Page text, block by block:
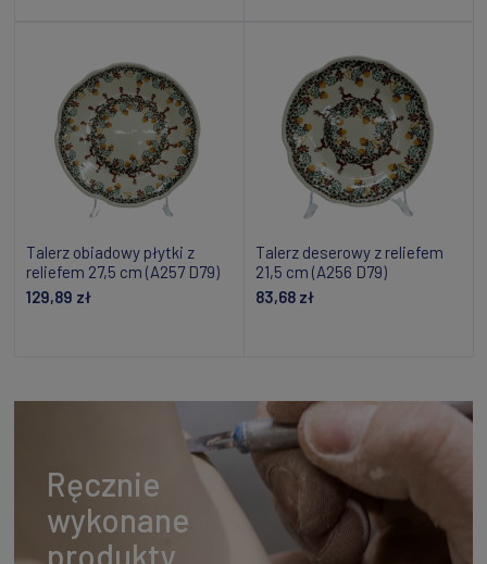
Talerz obiadowy płytki z
reliefem 27,5 cm (A257 D79)
129,89 zł
Talerz deserowy z reliefem
21,5 cm (A256 D79)
83,68 zł
Ręcznie
wykonane
produkty